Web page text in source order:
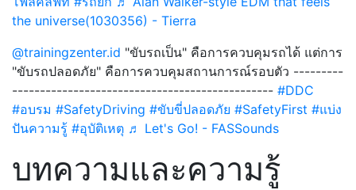
the universe(1030356) - Tierra
@trainingzenter.id "ขับรถเป็น" คือการควบคุมรถได้ แต่การ
"ขับรถปลอดภัย" คือการควบคุมสถานการณ์รอบตัว ---------
----------------------------------------------- #DDC
#อบรม #SafetyDriving #ขับขี่ปลอดภัย #SafetyFirst #แบ่ง
ปันความรู้ #อุบัติเหตุ ♬ Let's Go! - FASSounds
บทความและความรู้